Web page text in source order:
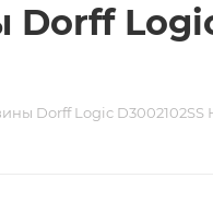
Dorff Logic